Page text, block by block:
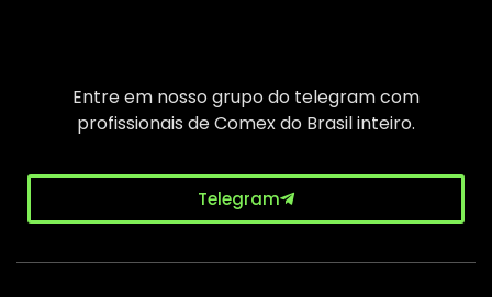
Entre em nosso grupo do telegram com
profissionais de Comex do Brasil inteiro.
Telegram